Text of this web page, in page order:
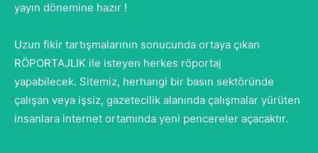
yayın dönemine hazır !
Uzun fikir tartışmalarının sonucunda ortaya çıkan
RÖPORTAJLIK ile isteyen herkes röportaj
yapabilecek. Sitemiz, herhangi bir basın sektöründe
çalışan veya işsiz, gazetecilik alanında çalışmalar yürüten
insanlara internet ortamında yeni pencereler açacaktır.